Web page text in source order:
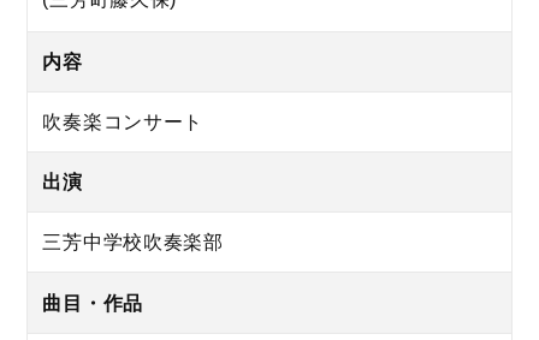
内容
吹奏楽コンサート
出演
三芳中学校吹奏楽部
曲目・作品